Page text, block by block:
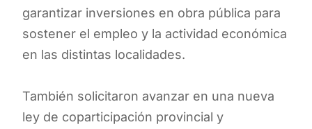
garantizar inversiones en obra pública para
sostener el empleo y la actividad económica
en las distintas localidades.
También solicitaron avanzar en una nueva
ley de coparticipación provincial y